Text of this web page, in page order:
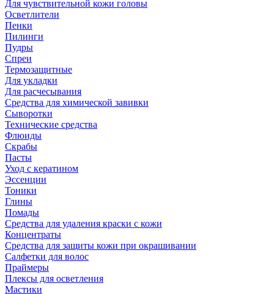
Для чувствительной кожи головы
Осветлители
Пенки
Пилинги
Пудры
Спреи
Термозащитные
Для укладки
Для расчесывания
Средства для химической завивки
Сыворотки
Технические средства
Флюиды
Скрабы
Пасты
Уход с кератином
Эссенции
Тоники
Глины
Помады
Средства для удаления краски с кожи
Концентраты
Средства для защиты кожи при окрашивании
Салфетки для волос
Праймеры
Плексы для осветления
Мастики